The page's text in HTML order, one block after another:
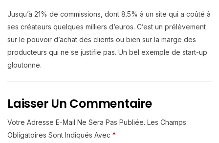
Jusqu’à 21% de commissions, dont 8.5% à un site qui a coûté à
ses créateurs quelques milliers d’euros. C’est un prélèvement
sur le pouvoir d’achat des clients ou bien sur la marge des
producteurs qui ne se justifie pas. Un bel exemple de start-up
gloutonne.
Laisser Un Commentaire
Votre Adresse E-Mail Ne Sera Pas Publiée. Les Champs
Obligatoires Sont Indiqués Avec *